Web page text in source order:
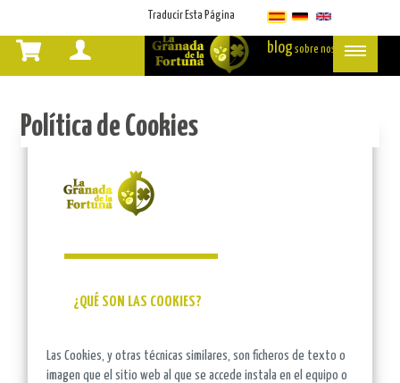
Política
Cookies
blog sobre nosotros
Política de Cookies
¿QUÉ SON LAS COOKIES?
Las Cookies, y otras técnicas similares, son ficheros de texto o
imagen que el sitio web al que se accede instala en el equipo o
Traducir Esta Página Select Language